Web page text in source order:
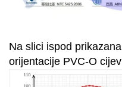
Na slici ispod
orijentacije PVC-O